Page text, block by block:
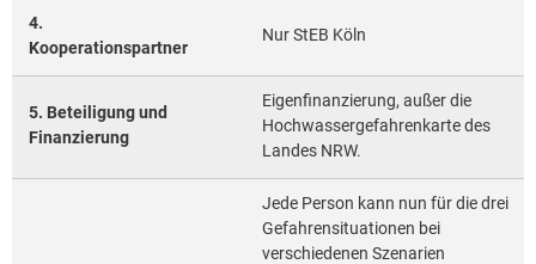
4.
Kooperationspartner
Nur StEB Köln
5. Beteiligung und
Finanzierung
Eigenfinanzierung, außer die
Hochwassergefahrenkarte des
Landes NRW.
Jede Person kann nun für die drei
Gefahrensituationen bei
verschiedenen Szenarien